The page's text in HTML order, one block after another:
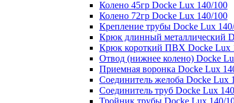
Колено 45гр Docke Lux 140/100
Колено 72гр Docke Lux 140/100
Крепление трубы Docke Lux
Крюк длинный металлический
Крюк короткий ПВХ Docke Lux
Отвод (нижнее колено) Docke
Приемная воронка Docke Lux
Соединитель желоба Docke Lux
Соединитель труб Docke Lux
Тройник трубы Docke Lux 140/